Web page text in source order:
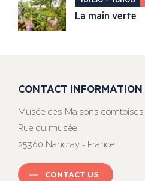
La main verte
CONTACT INFORMATION
Musée des Maisons comtoises
Rue du musée
25360 Nancray - France
CONTACT US